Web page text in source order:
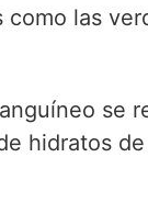
las
se
hidratos